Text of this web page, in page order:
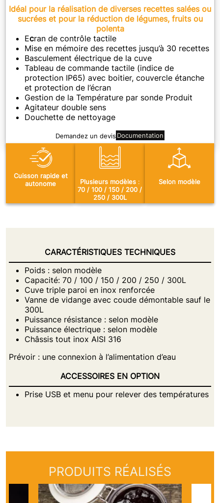
Idéal pour la réalisation de diverses recettes salées ou
sucrées et pour la réduction de légumes, fruits ou
polenta
Ecran de contrôle tactile
Mise en mémoire des recettes jusqu’à 30 recettes
Basculement électrique de la cuve
Tableau de commande tactile (indice de
protection IP65) avec boitier, couvercle étanche
et protection de l’écran
Gestion de la Température par sonde Produit
Agitateur double sens
Douchette de nettoyage
Demandez un devis Documentation
Cuisson rapide et
autonome
Plusieurs modèles:
70 / 100 / 150 / 200 /
250 / 300L
Selon modèle
CARACTÉRISTIQUES TECHNIQUES
Poids : selon modèle
Capacité: 70 / 100 / 150 / 200 / 250 / 300L
Cuve triple paroi en inox renforcée
Vanne de vidange avec coude démontable sauf le
300L
Puissance résistance : selon modèle
Puissance électrique : selon modèle
Châssis tout inox AISI 316
Prévoir : une connexion à l’alimentation d’eau
ACCESSOIRES EN OPTION
Prise USB et menu pour relever des températures
PRODUITS RÉALISÉS